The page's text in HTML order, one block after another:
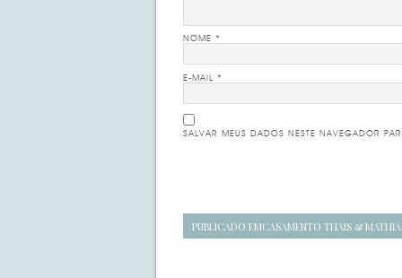
NOME *
E-MAIL *
SALVAR MEUS DADOS NESTE NAVEGADOR
Navegação
PUBLICADO EMCASAMENTO THAIS &